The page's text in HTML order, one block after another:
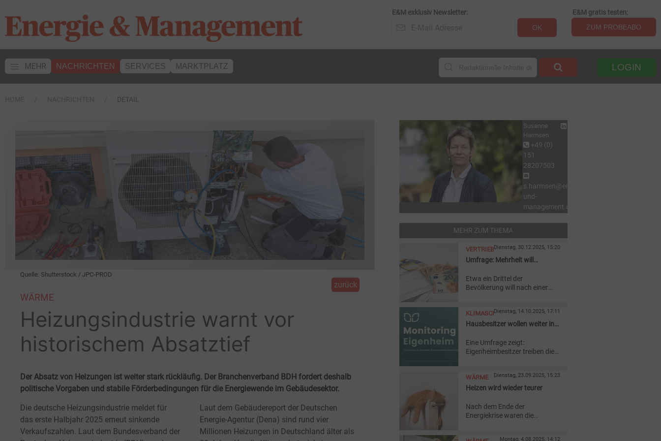
E&M exklusiv Newsletter:
OK
E&M gratis testen:
ZUM PROBEABO
MEHR NACHRICHTEN SERVICES MARKTPLATZ LOGIN
DETAIL
Quelle: Shutterstock / JPC-PROD
zurück
WÄRME
Heizungsindustrie warnt vor
historischem Absatztief
Der Absatz von Heizungen ist weiter stark rückläufig. Der Branchenverband BDH fordert deshalb
politische Vorgaben und stabile Förderbedingungen für die Energiewende im Gebäudesektor.
Die deutsche Heizungsindustrie meldet für
das erste Halbjahr 2025 erneut sinkende
Verkaufszahlen. Laut dem Bundesverband der
Laut dem Gebäudereport der Deutschen
Energie-Agentur (Dena) sind rund vier
Millionen Heizungen in Deutschland älter als
Susanne
Harmsen
+49 (0)
151
28207503
s.harmsen@energie-
und-
management.de
MEHR ZUM THEMA
VERTRIEBDienstag, 30.12.2025, 15:20
Umfrage: Mehrheit will
Etwa ein Drittel der
Bevölkerung will nach einer
im kommenden Jahr
verringern – ein bisschen
KLIMASCHUTZDienstag, 14.10.2025, 17:11
Hausbesitzer wollen weiter in
Eine Umfrage zeigt:
Eigenheimbesitzer treiben die
ihnen bevorzugen PV-Anlagen.
WÄRME Dienstag, 23.09.2025, 15:23
Heizen wird wieder teurer
Nach dem Ende der
Energiekrise waren die
Montag, 4.08.2025, 14:12